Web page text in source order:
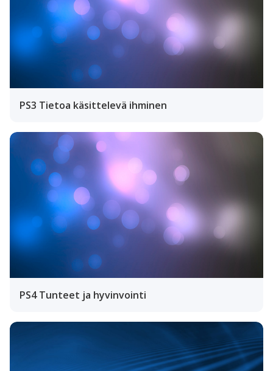
PS3 Tietoa käsittelevä ihminen
PS4 Tunteet ja hyvinvointi